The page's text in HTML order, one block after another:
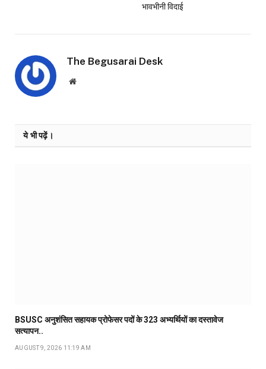
भावभीनी विदाई
The Begusarai Desk
Website
ये भी पढ़ें।
BSUSC अनुशंसित सहायक प्रोफेसर पदों के 323 अभ्यर्थियों का दस्तावेज
सत्यापन..
AUGUST 9, 2026 11:19 AM